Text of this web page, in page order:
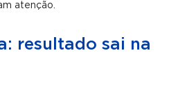
atenção.
resultado sai na